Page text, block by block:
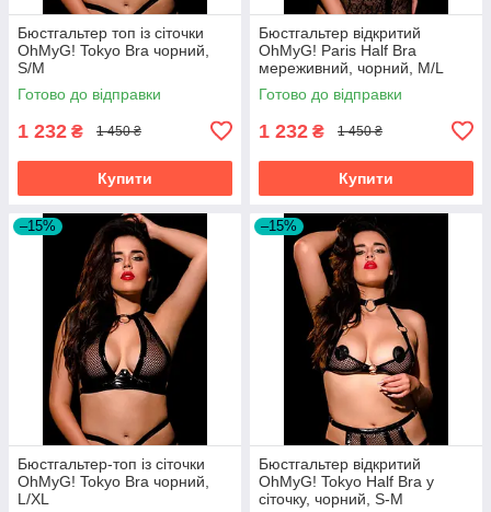
Бюстгальтер топ із сіточки
OhMyG! Tokyo Bra чорний,
S/M
Готово до відправки
1 232 ₴ 1 450 ₴
Купити
Бюстгальтер відкритий
OhMyG! Paris Half Bra
мереживний, чорний, M/L
Готово до відправки
1 232 ₴ 1 450 ₴
Купити
–15%
Бюстгальтер-топ із сіточки
OhMyG! Tokyo Bra чорний,
L/XL
–15%
Бюстгальтер відкритий
OhMyG! Tokyo Half Bra у
сіточку, чорний, S-M